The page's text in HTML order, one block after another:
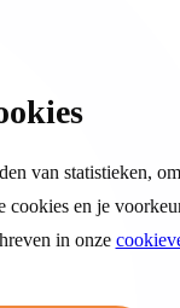
van statistieken,
en je
in onze